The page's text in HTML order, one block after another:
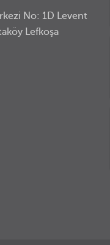
No: 1D Levent
Lefkoşa